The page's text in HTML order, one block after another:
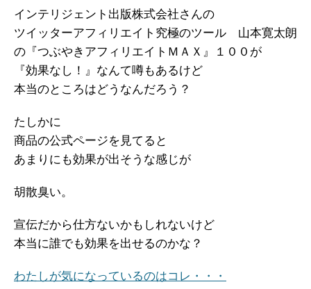
インテリジェント出版株式会社さんの
ツイッターアフィリエイト究極のツール 山本寛太朗
の『つぶやきアフィリエイトＭＡＸ』１００が
『効果なし！』なんて噂もあるけど
本当のところはどうなんだろう？
たしかに
商品の公式ページを見てると
あまりにも効果が出そうな感じが
胡散臭い。
宣伝だから仕方ないかもしれないけど
本当に誰でも効果を出せるのかな？
わたしが気になっているのはコレ・・・